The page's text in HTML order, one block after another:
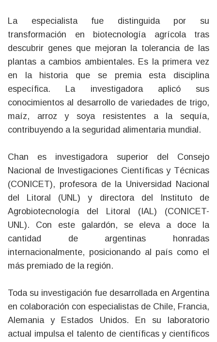
La especialista fue distinguida por su
transformación en biotecnología agrícola tras
descubrir genes que mejoran la tolerancia de las
plantas a cambios ambientales. Es la primera vez
en la historia que se premia esta disciplina
específica. La investigadora aplicó sus
conocimientos al desarrollo de variedades de trigo,
maíz, arroz y soya resistentes a la sequía,
contribuyendo a la seguridad alimentaria mundial.
Chan es investigadora superior del Consejo
Nacional de Investigaciones Científicas y Técnicas
(CONICET), profesora de la Universidad Nacional
del Litoral (UNL) y directora del Instituto de
Agrobiotecnología del Litoral (IAL) (CONICET-
UNL). Con este galardón, se eleva a doce la
cantidad de argentinas honradas
internacionalmente, posicionando al país como el
más premiado de la región.
Toda su investigación fue desarrollada en Argentina
en colaboración con especialistas de Chile, Francia,
Alemania y Estados Unidos. En su laboratorio
actual impulsa el talento de científicas y científicos